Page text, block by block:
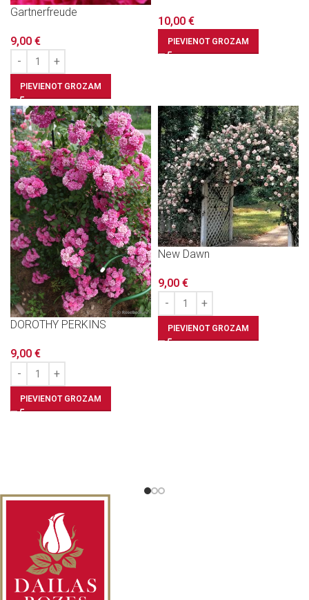
Gartnerfreude
9,00 €
PIEVIENOT GROZAM
10,00 €
PIEVIENOT GROZAM
DOROTHY PERKINS
9,00 €
PIEVIENOT GROZAM
New Dawn
9,00 €
PIEVIENOT GROZAM